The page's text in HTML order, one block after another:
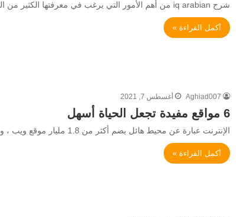
شرح iq arabian من أهم الأمور التي يرغب في معرفتها الكثير من المتعاملين موقع IQ ARABIAN، ويعتبر هذا الموقع من…
أكمل القراءة »
Aghiad007 أغسطس 7, 2021
6 مواقع مفيدة تجعل الحياة أسهل
الإنترنت عبارة عن محيط هائل يضم أكثر من 1.8 مليار موقع ويب ، وإذا كنت مثلنا ، فمن المحتمل أنك…
أكمل القراءة »